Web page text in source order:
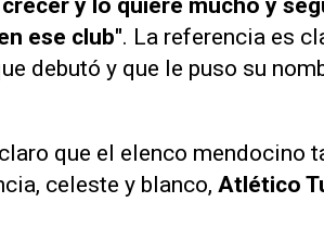
ese club". La referencia es
debutó y que le puso su
que el elenco mendocino
celeste y blanco, Atlético